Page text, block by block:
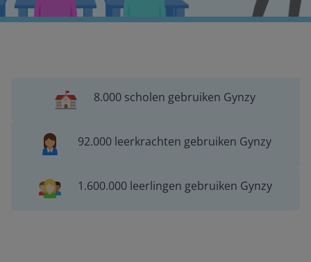
8.000 scholen gebruiken Gynzy
92.000 leerkrachten gebruiken Gynzy
1.600.000 leerlingen gebruiken Gynzy